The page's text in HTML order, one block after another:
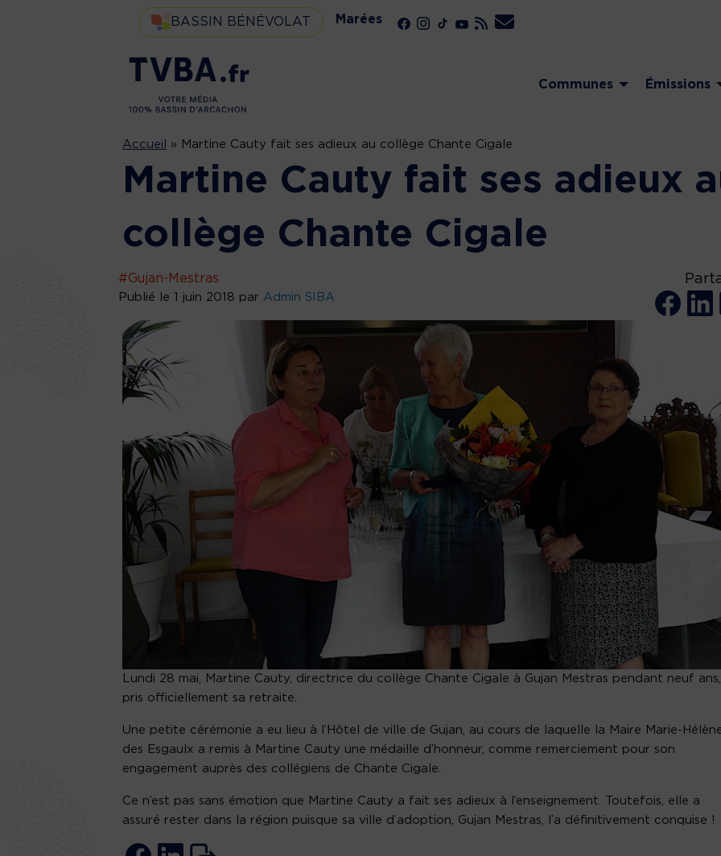
BASSIN BÉNÉVOLAT Marées
Communes Émissions
Accueil » Martine Cauty fait ses adieux au collège Chante Cigale
Martine Cauty fait ses adieux
collège Chante Cigale
#Gujan-Mestras
Publié le 1 juin 2018 par Admin SIBA
Lundi 28 mai, Martine Cauty, directrice du collège Chante Cigale à Gujan Mestras pendant neuf
pris officiellement sa retraite.
Une petite cérémonie a eu lieu à l’Hôtel de ville de Gujan, au cours de laquelle la Maire Marie-
des Esgaulx a remis à Martine Cauty une médaille d’honneur, comme remerciement pour son
engagement auprès des collégiens de Chante Cigale.
Ce n’est pas sans émotion que Martine Cauty a fait ses adieux à l’enseignement. Toutefois, elle a
assuré rester dans la région puisque sa ville d’adoption, Gujan Mestras, l’a définitivement conquise !